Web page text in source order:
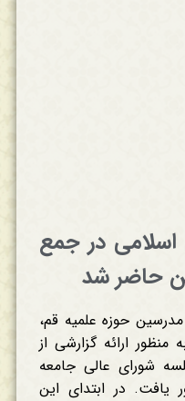
در جمع
حاضر شد
حوزه علمیه قم،
ارائه گزارشی از
شورای عالی جامعه
یافت. در ابتدای این